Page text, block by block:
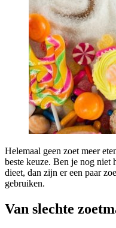
Helemaal geen zoet meer
beste keuze. Ben je nog niet
dieet, dan zijn er een paar
gebruiken.
Van slechte